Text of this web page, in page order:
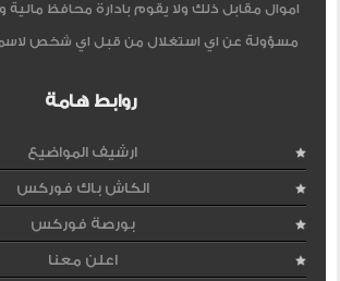
اموال مقابل ذلك ولا يقوم بادارة محافظ مالية
مسؤولة عن اي استغلال من قبل اي شخص
روابط هامة
ارشيف المواضيع
الكاش باك فوركس
بورصة فوركس
اعلن معنا